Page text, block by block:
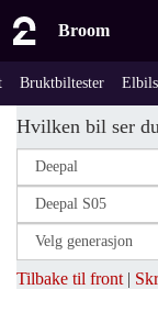
Broom
Bruktbiltester
Hvilken bil ser
Tilbake til front |